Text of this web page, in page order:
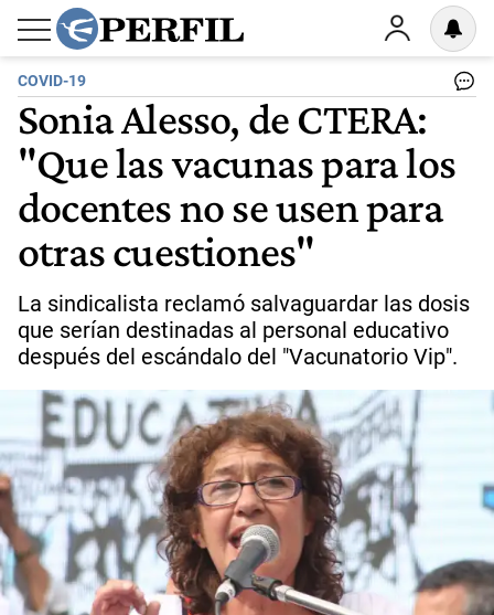
COVID-19
Sonia Alesso, de CTERA:
"Que las vacunas para los
docentes no se usen para
otras cuestiones"
La sindicalista reclamó salvaguardar las dosis
que serían destinadas al personal educativo
después del escándalo del "Vacunatorio Vip".